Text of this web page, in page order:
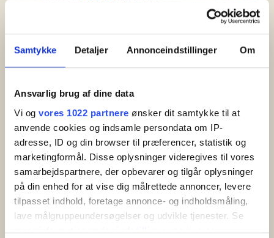
Samtykke Detaljer Annonceindstillinger Om
Ansvarlig brug af dine data
Vi og vores 1022 partnere ønsker dit samtykke til at
anvende cookies og indsamle persondata om IP-
adresse, ID og din browser til præferencer, statistik og
marketingformål. Disse oplysninger videregives til vores
samarbejdspartnere, der opbevarer og tilgår oplysninger
på din enhed for at vise dig målrettede annoncer, levere
tilpasset indhold, foretage annonce- og indholdsmåling,
lave målgruppeundersøgelser og udvikle tjenester. Se
mere information underindstillingerog i vores
Nyd en solrig stund på en af de skønne terrasser